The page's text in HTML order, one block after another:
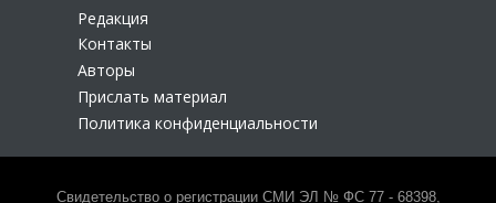
Редакция
Контакты
Авторы
Прислать материал
Политика конфиденциальности
Свидетельство о регистрации СМИ ЭЛ № ФС 77 - 68398,